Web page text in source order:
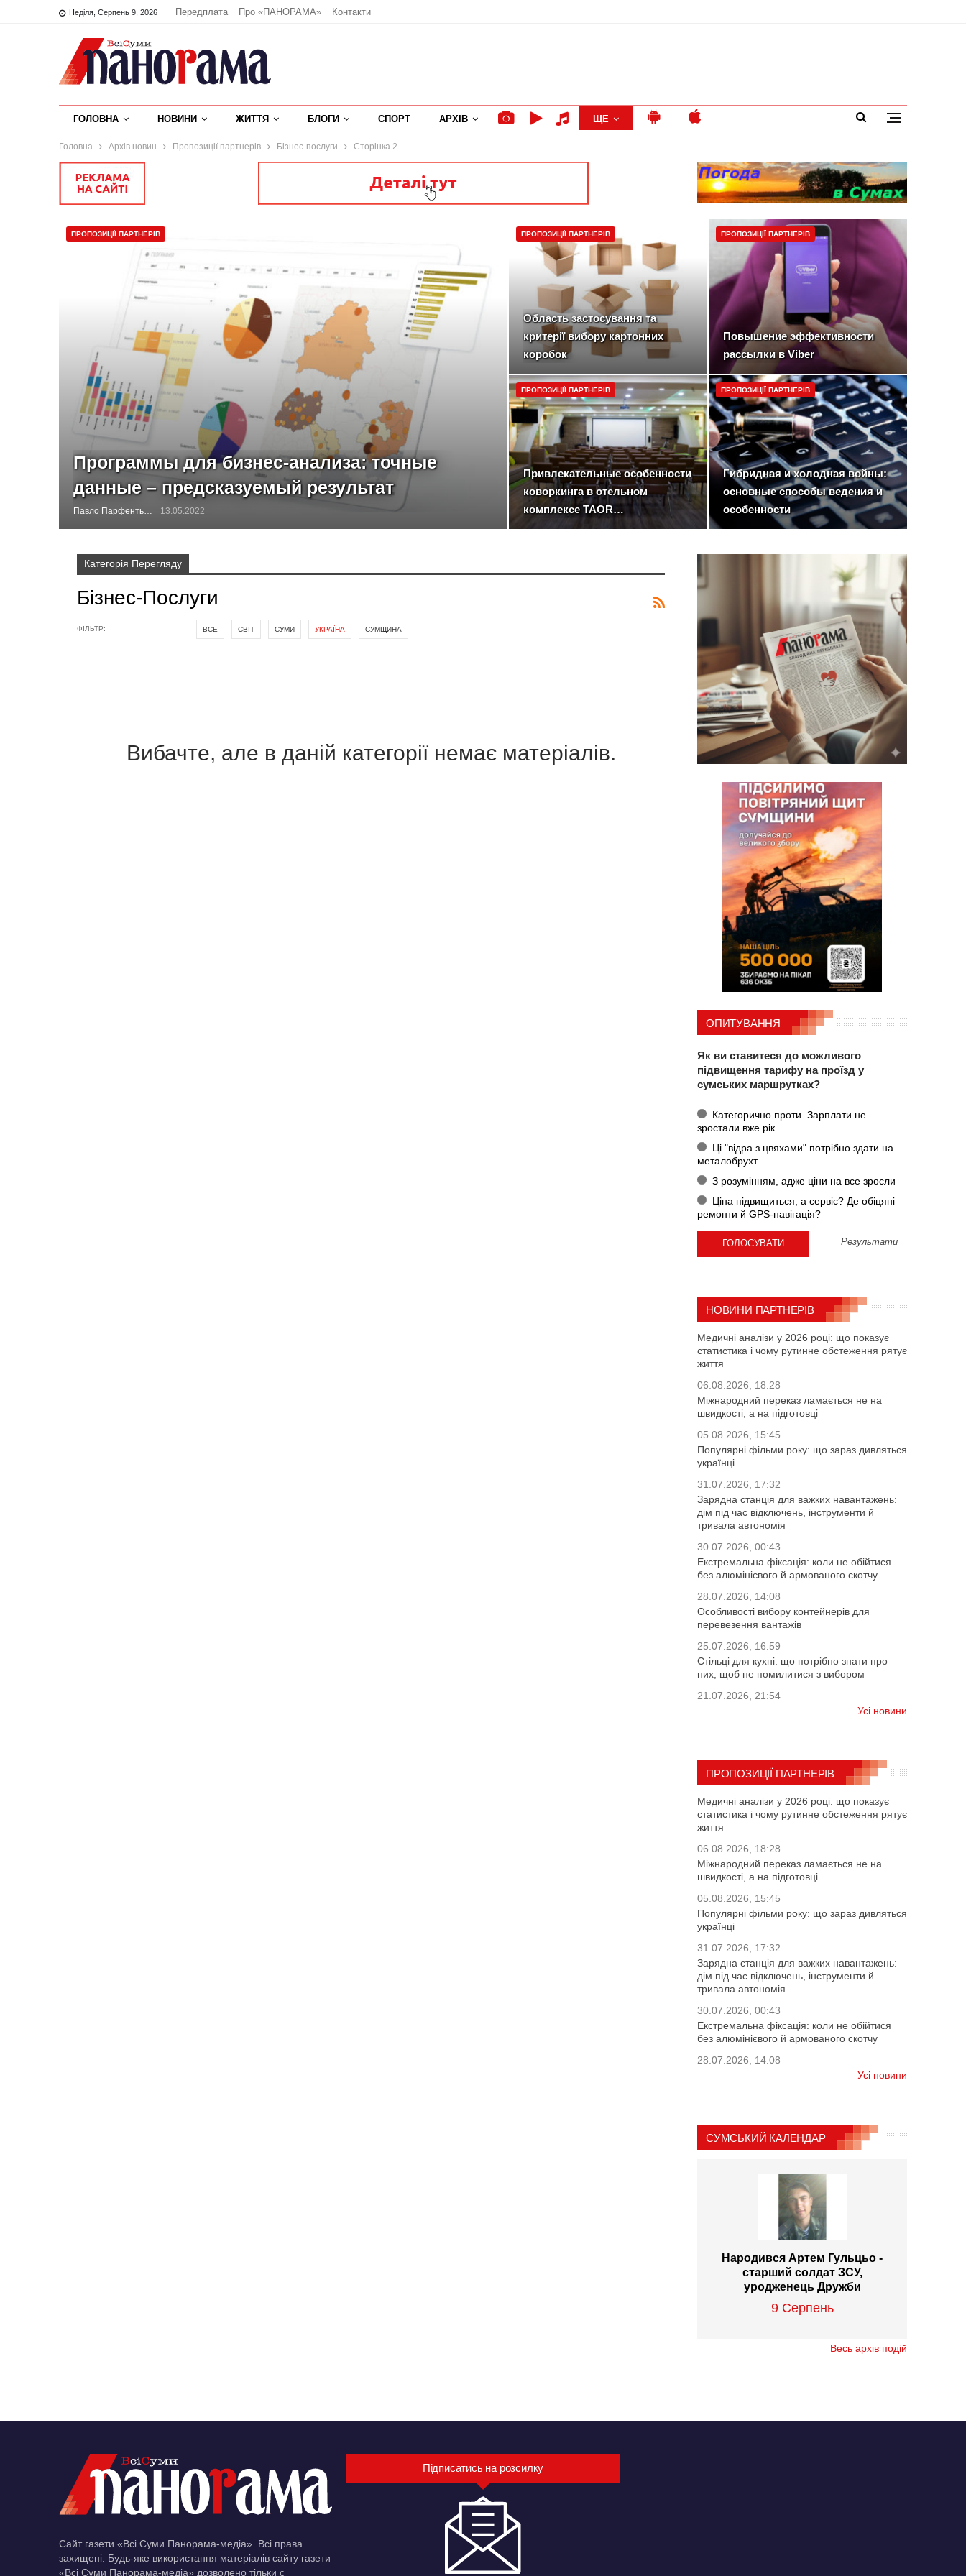
Неділя, Серпень 9, 2026 Передплата Про «ПАНОРАМА» Контакти
ГОЛОВНА НОВИНИ ЖИТТЯ БЛОГИ СПОРТ АРХІВ ЩЕ
Головна Архів новин Пропозиції партнерів Бізнес-послуги Сторінка 2
ПРОПОЗИЦІЇ ПАРТНЕРІВ
Программы для бизнес-анализа: точные
данные – предсказуемый результат
Павло Парфентьєв 13.05.2022
ПРОПОЗИЦІЇ ПАРТНЕРІВ
Область застосування та
критерії вибору картонних
коробок
ПРОПОЗИЦІЇ ПАРТНЕРІВ
Повышение эффективности
рассылки в Viber
ПРОПОЗИЦІЇ ПАРТНЕРІВ
Привлекательные особенности
коворкинга в отельном
комплексе TAOR…
ПРОПОЗИЦІЇ ПАРТНЕРІВ
Гибридная и холодная войны:
основные способы ведения и
особенности
Категорія Перегляду
Бізнес-Послуги
ФІЛЬТР: ВСЕ СВІТ СУМИ СУМЩИНА
УКРАЇНА
Вибачте, але в даній категорії немає матеріалів.
ОПИТУВАННЯ
Як ви ставитеся до можливого
підвищення тарифу на проїзд у
сумських маршрутках?
Категорично проти. Зарплати не
зростали вже рік
Ці "відра з цвяхами" потрібно здати на
металобрухт
З розумінням, адже ціни на все зросли
Ціна підвищиться, а сервіс? Де обіцяні
ремонти й GPS-навігація?
Результати
НОВИНИ ПАРТНЕРІВ
Медичні аналізи у 2026 році: що показує
статистика і чому рутинне обстеження рятує
життя
06.08.2026, 18:28
Міжнародний переказ ламається не на
швидкості, а на підготовці
05.08.2026, 15:45
Популярні фільми року: що зараз дивляться
українці
31.07.2026, 17:32
Зарядна станція для важких навантажень:
дім під час відключень, інструменти й
тривала автономія
30.07.2026, 00:43
Екстремальна фіксація: коли не обійтися
без алюмінієвого й армованого скотчу
28.07.2026, 14:08
Особливості вибору контейнерів для
перевезення вантажів
25.07.2026, 16:59
Стільці для кухні: що потрібно знати про
них, щоб не помилитися з вибором
21.07.2026, 21:54
Усі новини
ПРОПОЗИЦІЇ ПАРТНЕРІВ
Медичні аналізи у 2026 році: що показує
статистика і чому рутинне обстеження рятує
життя
06.08.2026, 18:28
Міжнародний переказ ламається не на
швидкості, а на підготовці
05.08.2026, 15:45
Популярні фільми року: що зараз дивляться
українці
31.07.2026, 17:32
Зарядна станція для важких навантажень:
дім під час відключень, інструменти й
тривала автономія
30.07.2026, 00:43
Екстремальна фіксація: коли не обійтися
без алюмінієвого й армованого скотчу
28.07.2026, 14:08
Усі новини
СУМСЬКИЙ КАЛЕНДАР
Народився Артем Гульцьо -
старший солдат ЗСУ,
уродженець Дружби
9 Серпень
Весь архів подій
Сайт газети «Всі Суми Панорама-медіа». Всі права
захищені. Будь-яке використання матеріалів сайту газети
«Всі Суми Панорама-медіа» дозволено тільки c
Підписатись на розсилку